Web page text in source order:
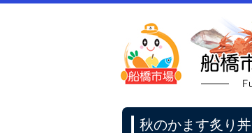
秋のかます炙り丼